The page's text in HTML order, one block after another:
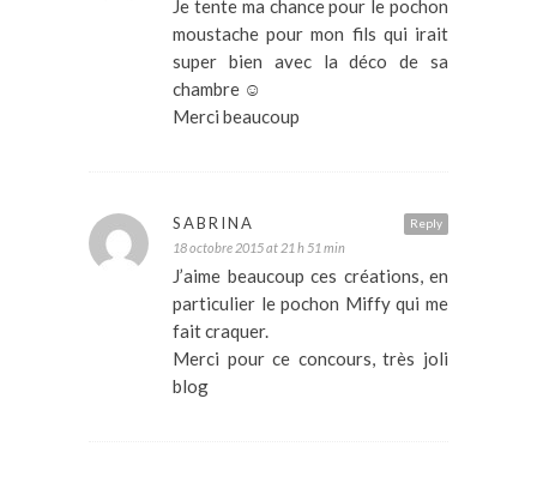
Je tente ma chance pour le pochon
moustache pour mon fils qui irait
super bien avec la déco de sa
chambre ☺
Merci beaucoup
Reply
SABRINA
18 octobre 2015 at 21 h 51 min
J’aime beaucoup ces créations, en
particulier le pochon Miffy qui me
fait craquer.
Merci pour ce concours, très joli
blog